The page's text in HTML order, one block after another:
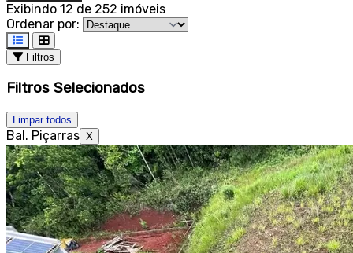
Exibindo 12 de 252 imóveis
Ordenar por:
Filtros
Filtros Selecionados
Limpar todos
Bal. Piçarras X